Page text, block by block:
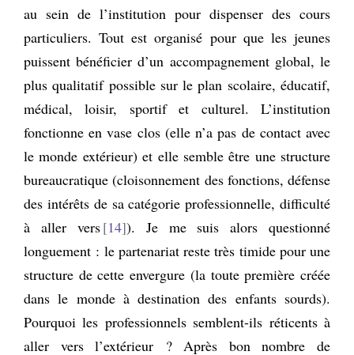
au sein de l’institution pour dispenser des cours
particuliers. Tout est organisé pour que les jeunes
puissent bénéficier d’un accompagnement global, le
plus qualitatif possible sur le plan scolaire, éducatif,
médical, loisir, sportif et culturel. L’institution
fonctionne en vase clos (elle n’a pas de contact avec
le monde extérieur) et elle semble être une structure
bureaucratique (cloisonnement des fonctions, défense
des intérêts de sa catégorie professionnelle, difficulté
à aller vers 14 ). Je me suis alors questionné
longuement : le partenariat reste très timide pour une
structure de cette envergure (la toute première créée
dans le monde à destination des enfants sourds).
Pourquoi les professionnels semblent-ils réticents à
aller vers l’extérieur ? Après bon nombre de